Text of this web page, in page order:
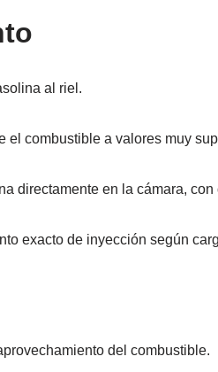
al riel.
el combustible a valores muy
directamente en la cámara, con
exacto de inyección según
del combustible.